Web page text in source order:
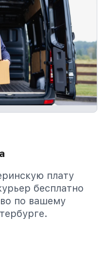
плату
бесплатно
по вашему